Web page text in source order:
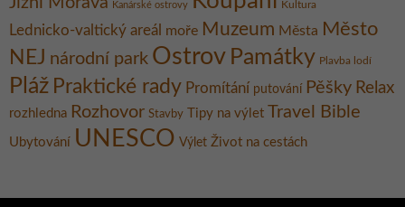
Kanárské ostrovy Kultura
Lednicko-valtický areál moře Muzeum Města Město
NEJ národní park Ostrov Památky Plavba lodí
Pláž Praktické rady Promítání putování Pěšky Relax
rozhledna Rozhovor Stavby Tipy na výlet Travel Bible
Ubytování UNESCO Výlet Život na cestách